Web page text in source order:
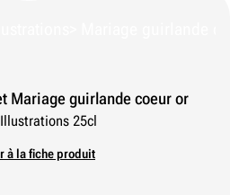
Mariage guirlande coeur or
25cl
à la fiche produit